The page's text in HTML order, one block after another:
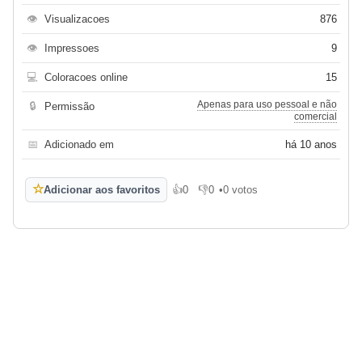
👁 Visualizacoes 876
👁 Impressoes 9
💻 Coloracoes online 15
🔒 Permissão
Apenas para uso pessoal e não
comercial
📅 Adicionado em há 10 anos
☆Adicionar aos favoritos 👍0
Gosto 👎0
Não gosto
•0 votos